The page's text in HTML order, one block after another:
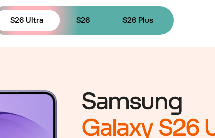
S26 Ultra S26 S26 Plus
Samsung
Galaxy S26